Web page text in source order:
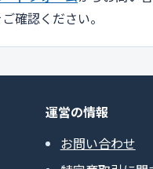
確認ください。
運営の情報
お問い合わせ